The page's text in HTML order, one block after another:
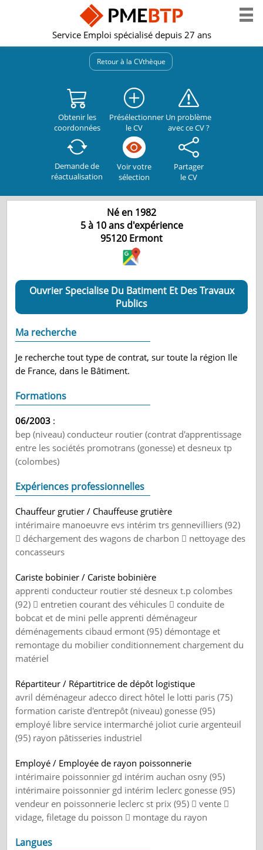
Service Emploi spécialisé depuis 27 ans
Retour à la CVthèque
Obtenir les
coordonnées
Présélectionner
le CV
Un problème
avec ce CV ?
Demande de
réactualisation
Voir votre
sélection
Partager
le CV
Né en 1982
5 à 10 ans d'expérience
95120 Ermont
Ouvrier Specialise Du Batiment Et Des Travaux
Publics
Ma recherche
Je recherche tout type de contrat, sur toute la région Ile
de France, dans le Bâtiment.
Formations
06/2003 :
bep (niveau) conducteur routier (contrat d'apprentissage
entre les sociétés promotrans (gonesse) et desneux tp
(colombes)
Expériences professionnelles
Chauffeur grutier / Chauffeuse grutière
intérimaire manoeuvre evs intérim trs gennevilliers (92)
 déchargement des wagons de charbon  nettoyage des
concasseurs
Cariste bobinier / Cariste bobinière
apprenti conducteur routier sté desneux t.p colombes
(92)  entretien courant des véhicules  conduite de
bobcat et de mini pelle apprenti déménageur
déménagements cibaud ermont (95) démontage et
remontage du mobilier conditionnement chargement du
matériel
Répartiteur / Répartitrice de dépôt logistique
avril déménageur adecco direct hôtel le lotti paris (75)
formation cariste d'entrepôt (niveau) gonesse (95)
employé libre service intermarché joliot curie argenteuil
(95) rayon pâtisseries industriel
Employé / Employée de rayon poissonnerie
intérimaire poissonnier gd intérim auchan osny (95)
intérimaire poissonnier gd intérim leclerc gonesse (95)
vendeur en poissonnerie leclerc st prix (95)  vente 
vidage, filetage du poisson  montage du rayon
Langues